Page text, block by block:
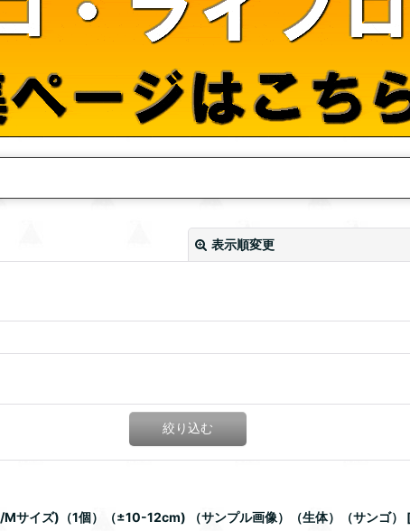
表示順変更
絞り込む
サイズ)（1個）（±10-12cm) （サンプル画像）（生体）（サンゴ）